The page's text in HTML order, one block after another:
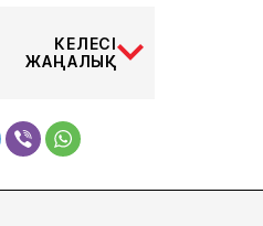
КЕЛЕСІ
ЖАҢАЛЫҚ